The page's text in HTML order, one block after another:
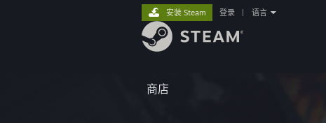
商店
安装 Steam 登录 语言